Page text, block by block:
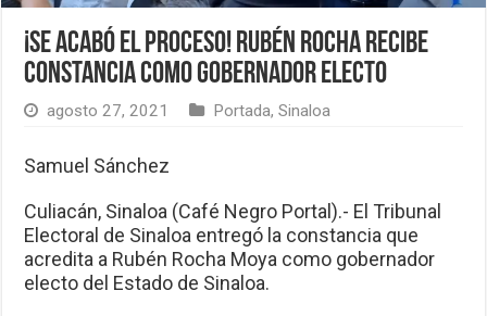
¡Se acabó el proceso! Rubén Rocha recibe
constancia como gobernador electo
agosto 27, 2021 Portada,Sinaloa
Samuel Sánchez
Culiacán, Sinaloa (Café Negro Portal).- El Tribunal
Electoral de Sinaloa entregó la constancia que
acredita a Rubén Rocha Moya como gobernador
electo del Estado de Sinaloa.